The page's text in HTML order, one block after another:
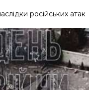
російських атак